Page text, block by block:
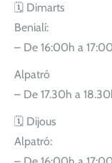
🗓 Dimarts
Benialí:
– De 16:00h a
Alpatró
– De 17.30h a
🗓 Dijous
Alpatró: